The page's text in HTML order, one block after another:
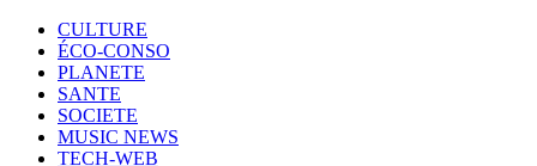
CULTURE
ÉCO-CONSO
PLANETE
SANTE
SOCIETE
MUSIC NEWS
TECH-WEB